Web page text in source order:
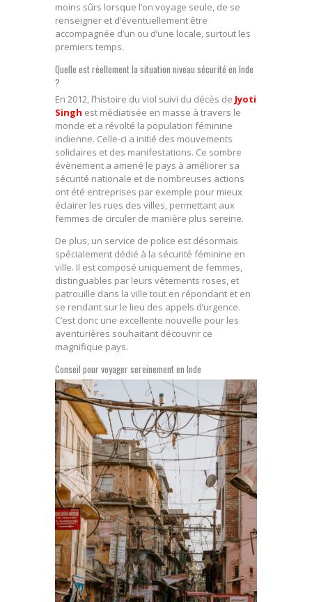
moins sûrs lorsque l’on voyage seule, de se
renseigner et d’éventuellement être
accompagnée d’un ou d’une locale, surtout les
premiers temps.
Quelle est réellement la situation niveau sécurité en Inde
?
En 2012, l’histoire du viol suivi du décès de Jyoti
Singh est médiatisée en masse à travers le
monde et a révolté la population féminine
indienne. Celle-ci a initié des mouvements
solidaires et des manifestations. Ce sombre
évènement a amené le pays à améliorer sa
sécurité nationale et de nombreuses actions
ont été entreprises par exemple pour mieux
éclairer les rues des villes, permettant aux
femmes de circuler de manière plus sereine.
De plus, un service de police est désormais
spécialement dédié à la sécurité féminine en
ville. Il est composé uniquement de femmes,
distinguables par leurs vêtements roses, et
patrouille dans la ville tout en répondant et en
se rendant sur le lieu des appels d’urgence.
C’est donc une excellente nouvelle pour les
aventurières souhaitant découvrir ce
magnifique pays.
Conseil pour voyager sereinement en Inde